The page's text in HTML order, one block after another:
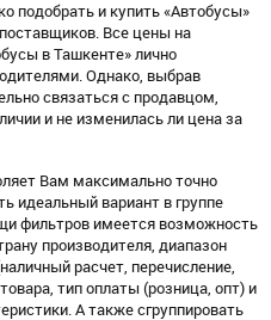
подобрать и купить «Автобусы»
Все цены на
в Ташкенте» лично
Однако, выбрав
связаться с продавцом,
и не изменилась ли цена за
Вам максимально точно
идеальный вариант в группе
фильтров имеется возможность
производителя, диапазон
расчет, перечисление,
тип оплаты (розница, опт) и
А также сгруппировать